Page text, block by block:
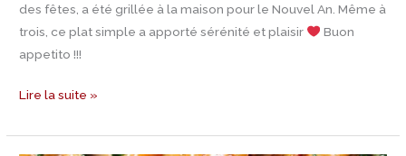
des fêtes, a été grillée à la maison pour le Nouvel An. Même à
trois, ce plat simple a apporté sérénité et plaisir
Buon
appetito !!!
Lire la suite »